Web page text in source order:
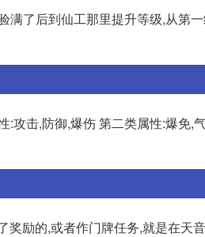
满了后到仙工那里提升等级,从第
攻击,防御,爆伤 第二类属性:爆免,
励的,或者作门牌任务,就是在天